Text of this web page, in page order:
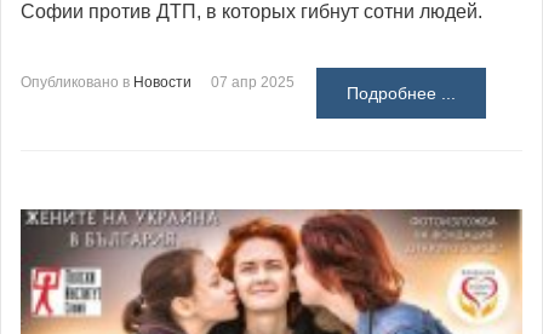
Софии против ДТП, в которых гибнут сотни людей.
Опубликовано в Новости 07 апр 2025
Подробнее ...